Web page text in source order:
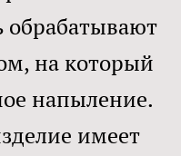
обрабатывают
на который
напыление.
имеет